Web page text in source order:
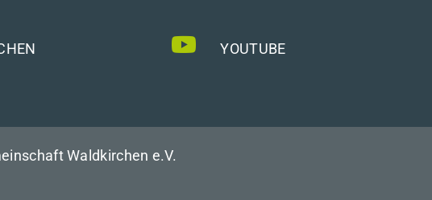
YOUTUBE
Waldkirchen e.V.